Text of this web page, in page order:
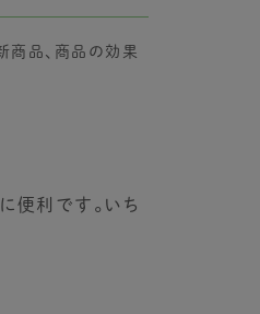
商品、商品の効果
便利です。いち